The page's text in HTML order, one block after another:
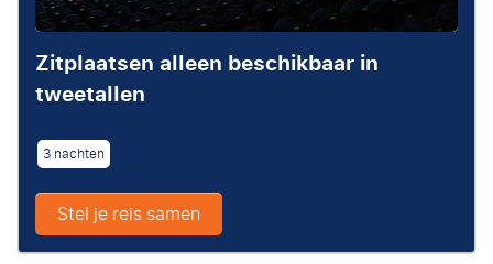
Zitplaatsen alleen beschikbaar in
tweetallen
3 nachten
Stel je reis samen